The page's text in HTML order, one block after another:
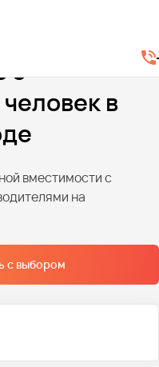
с
в
вместимости с
на
с выбором